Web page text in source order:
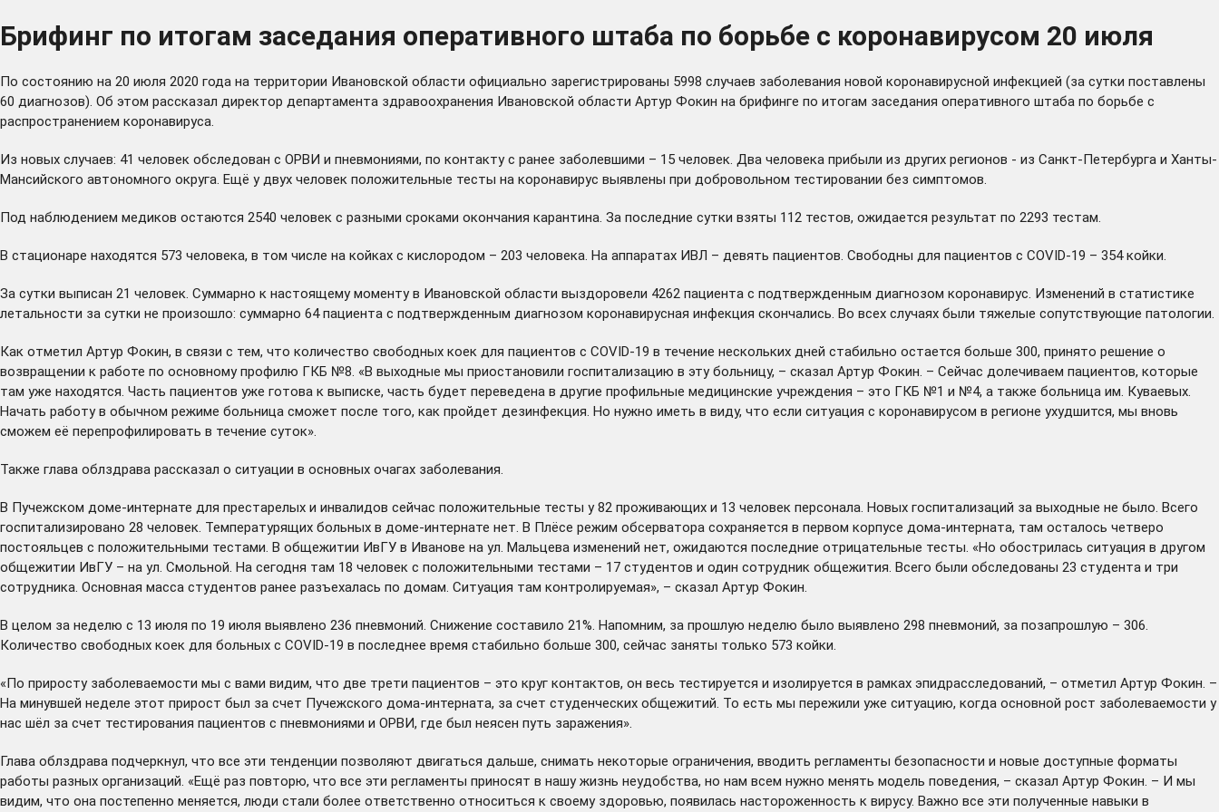
Брифинг по итогам заседания оперативного штаба по борьбе с коронавирусом 20 июля
По состоянию на 20 июля 2020 года на территории Ивановской области официально зарегистрированы 5998 случаев заболевания новой коронавирусной инфекцией (за сутки поставлены
60 диагнозов). Об этом рассказал директор департамента здравоохранения Ивановской области Артур Фокин на брифинге по итогам заседания оперативного штаба по борьбе с
распространением коронавируса.
Из новых случаев: 41 человек обследован с ОРВИ и пневмониями, по контакту с ранее заболевшими – 15 человек. Два человека прибыли из других регионов - из Санкт-Петербурга и Ханты-
Мансийского автономного округа. Ещё у двух человек положительные тесты на коронавирус выявлены при добровольном тестировании без симптомов.
Под наблюдением медиков остаются 2540 человек с разными сроками окончания карантина. За последние сутки взяты 112 тестов, ожидается результат по 2293 тестам.
В стационаре находятся 573 человека, в том числе на койках с кислородом – 203 человека. На аппаратах ИВЛ – девять пациентов. Свободны для пациентов с COVID-19 – 354 койки.
За сутки выписан 21 человек. Суммарно к настоящему моменту в Ивановской области выздоровели 4262 пациента с подтвержденным диагнозом коронавирус. Изменений в статистике
летальности за сутки не произошло: суммарно 64 пациента с подтвержденным диагнозом коронавирусная инфекция скончались. Во всех случаях были тяжелые сопутствующие патологии.
Как отметил Артур Фокин, в связи с тем, что количество свободных коек для пациентов с COVID-19 в течение нескольких дней стабильно остается больше 300, принято решение о
возвращении к работе по основному профилю ГКБ №8. «В выходные мы приостановили госпитализацию в эту больницу, – сказал Артур Фокин. – Сейчас долечиваем пациентов, которые
там уже находятся. Часть пациентов уже готова к выписке, часть будет переведена в другие профильные медицинские учреждения – это ГКБ №1 и №4, а также больница им. Куваевых.
Начать работу в обычном режиме больница сможет после того, как пройдет дезинфекция. Но нужно иметь в виду, что если ситуация с коронавирусом в регионе ухудшится, мы вновь
сможем её перепрофилировать в течение суток».
Также глава облздрава рассказал о ситуации в основных очагах заболевания.
В Пучежском доме-интернате для престарелых и инвалидов сейчас положительные тесты у 82 проживающих и 13 человек персонала. Новых госпитализаций за выходные не было. Всего
госпитализировано 28 человек. Температурящих больных в доме-интернате нет. В Плёсе режим обсерватора сохраняется в первом корпусе дома-интерната, там осталось четверо
постояльцев с положительными тестами. В общежитии ИвГУ в Иванове на ул. Мальцева изменений нет, ожидаются последние отрицательные тесты. «Но обострилась ситуация в другом
общежитии ИвГУ – на ул. Смольной. На сегодня там 18 человек с положительными тестами – 17 студентов и один сотрудник общежития. Всего были обследованы 23 студента и три
сотрудника. Основная масса студентов ранее разъехалась по домам. Ситуация там контролируемая», – сказал Артур Фокин.
В целом за неделю с 13 июля по 19 июля выявлено 236 пневмоний. Снижение составило 21%. Напомним, за прошлую неделю было выявлено 298 пневмоний, за позапрошлую – 306.
Количество свободных коек для больных с COVID-19 в последнее время стабильно больше 300, сейчас заняты только 573 койки.
«По приросту заболеваемости мы с вами видим, что две трети пациентов – это круг контактов, он весь тестируется и изолируется в рамках эпидрасследований, – отметил Артур Фокин. –
На минувшей неделе этот прирост был за счет Пучежского дома-интерната, за счет студенческих общежитий. То есть мы пережили уже ситуацию, когда основной рост заболеваемости у
нас шёл за счет тестирования пациентов с пневмониями и ОРВИ, где был неясен путь заражения».
Глава облздрава подчеркнул, что все эти тенденции позволяют двигаться дальше, снимать некоторые ограничения, вводить регламенты безопасности и новые доступные форматы
работы разных организаций. «Ещё раз повторю, что все эти регламенты приносят в нашу жизнь неудобства, но нам всем нужно менять модель поведения, – сказал Артур Фокин. – И мы
видим, что она постепенно меняется, люди стали более ответственно относиться к своему здоровью, появилась настороженность к вирусу. Важно все эти полученные навыки в